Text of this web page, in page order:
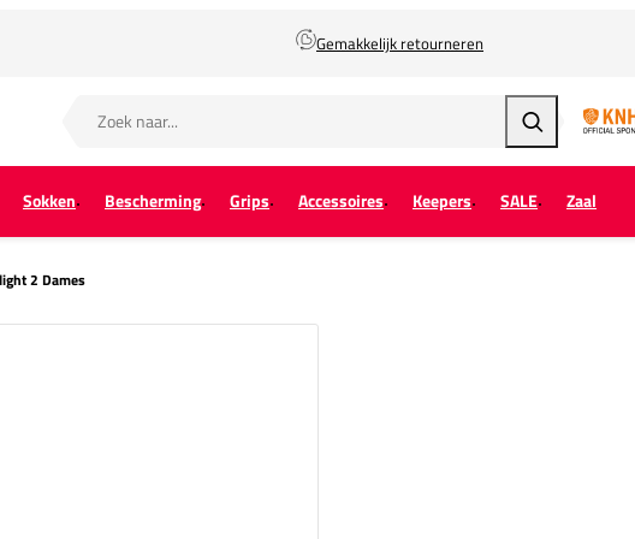
Gemakkelijk retourneren
Zoeken
Sokken Bescherming Grips Accessoires Keepers SALE Zaal
2 Dames